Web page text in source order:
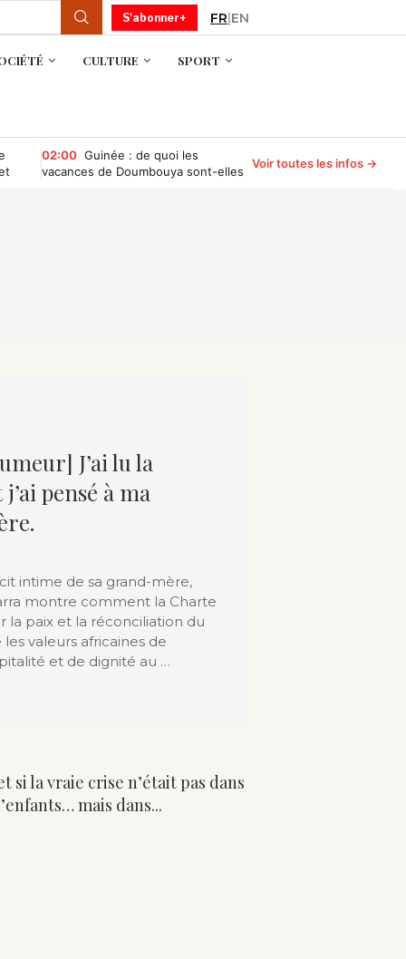
S'abonner+ FR|EN
CULTURE SPORT
02:00 Guinée : de quoi les
vacances de Doumbouya sont-elles
Voir toutes les infos →
J’ai lu la
pensé à ma
intime de sa grand-mère,
montre comment la Charte
la paix et la réconciliation du
valeurs africaines de
et de dignité au …
si la vraie crise n’était pas dans
mais dans...